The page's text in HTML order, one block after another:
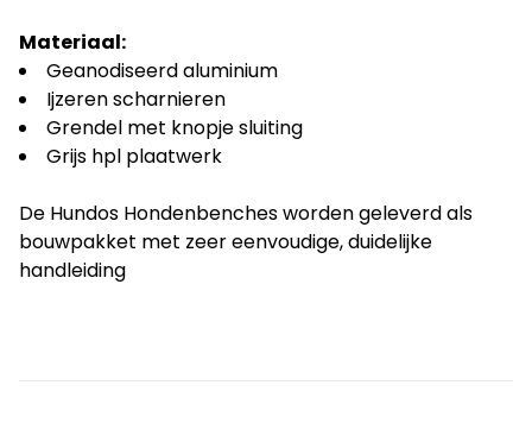
Materiaal:
Geanodiseerd aluminium
Ijzeren scharnieren
Grendel met knopje sluiting
Grijs hpl plaatwerk
De Hundos Hondenbenches worden geleverd als
bouwpakket met zeer eenvoudige, duidelijke
handleiding